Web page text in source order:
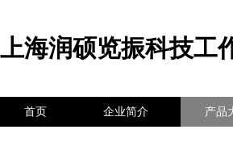
上海润硕览振科技工
首页 企业简介 产品